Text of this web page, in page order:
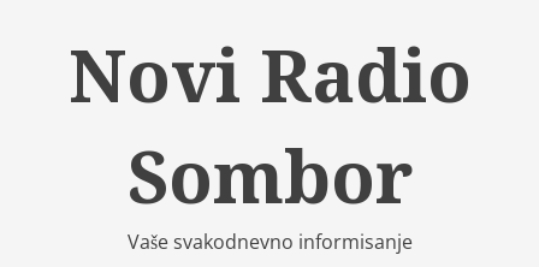
Novi Radio
Sombor
Vaše svakodnevno informisanje